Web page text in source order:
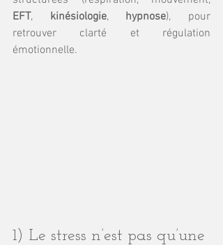
EFT, kinésiologie, hypnose), pour
retrouver clarté et régulation
émotionnelle.
1) Le stress n’est pas qu’une